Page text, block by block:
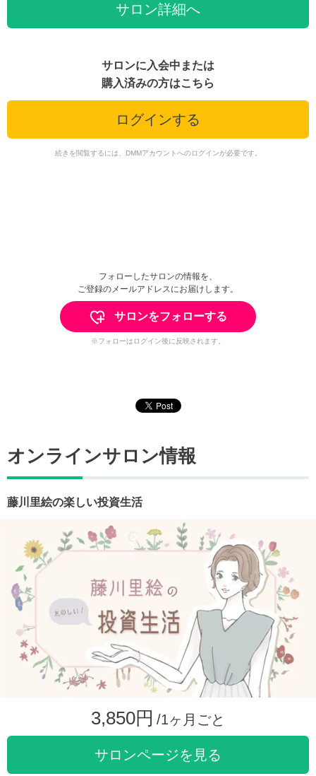
サロン詳細へ
サロンに入会中または
購入済みの方はこちら
ログインする
続きを閲覧するには、DMMアカウントへのログインが必要です。
フォローしたサロンの情報を、
ご登録のメールアドレスにお届けします。
サロンをフォローする
※フォローはログイン後に反映されます。
オンラインサロン情報
藤川里絵の楽しい投資生活
3,850円 /1ヶ月ごと
サロンページを見る